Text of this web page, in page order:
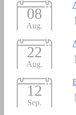
08
Aug.
22
Aug.
12
Sep.